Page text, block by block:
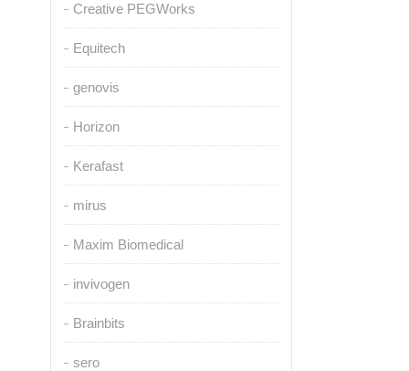
Creative PEGWorks
Equitech
genovis
Horizon
Kerafast
mirus
Maxim Biomedical
invivogen
Brainbits
sero